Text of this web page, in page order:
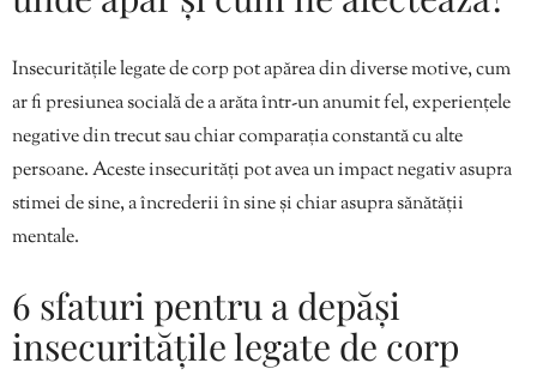
Insecuritățile legate de corp pot apărea din diverse motive, cum
ar fi presiunea socială de a arăta într-un anumit fel, experiențele
negative din trecut sau chiar comparația constantă cu alte
persoane. Aceste insecurități pot avea un impact negativ asupra
stimei de sine, a încrederii în sine și chiar asupra sănătății
mentale.
6 sfaturi pentru a depăși
insecuritățile legate de corp